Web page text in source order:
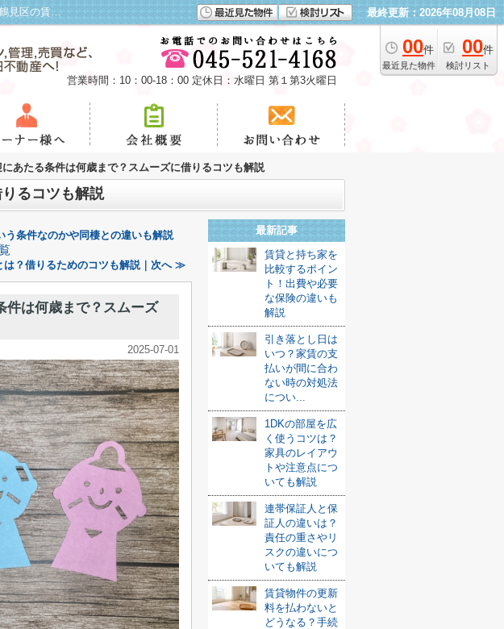
賃貸物件で高齢者歓迎にあたる条件は何歳まで？スムーズに借りるコツも解説｜横浜市・鶴見区の賃貸・不動産管理は依田不動産 最終更新：2026年08月08日
00件
最近見た物件
00件
検討リスト
営業時間：10：00-18：00 定休日：水曜日 第１第3火曜日
あたる条件は何歳まで？スムーズに借りるコツも解説
るコツも解説
条件なのかや同棲との違いも解説
は？借りるためのコツも解説｜次へ ≫
件は何歳まで？スムーズ
2025-07-01
最新記事
賃貸と持ち家を
比較するポイン
ト！出費や必要
な保険の違いも
解説
引き落とし日は
いつ？家賃の支
払いが間に合わ
ない時の対処法
につい...
1DKの部屋を広
く使うコツは？
家具のレイアウ
トや注意点につ
いても解説
連帯保証人と保
証人の違いは？
責任の重さやリ
スクの違いにつ
いても解説
賃貸物件の更新
料を払わないと
どうなる？手続